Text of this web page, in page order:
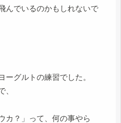
んでいるのかもしれないで
ーグルトの練習でした。
、
カ？」って、何の事やら